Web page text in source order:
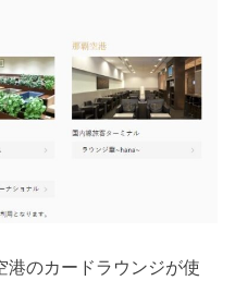
港のカードラウンジが使